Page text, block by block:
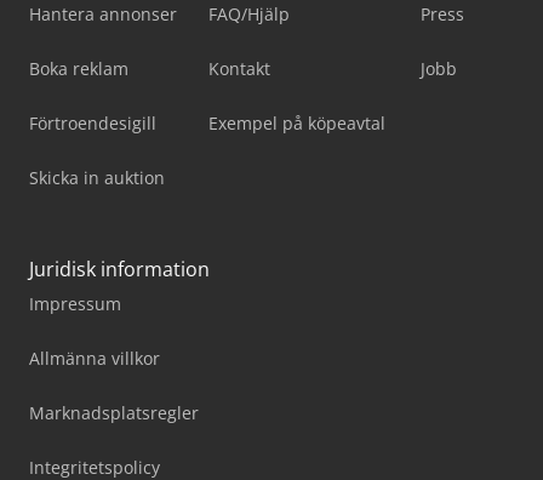
Hantera annonser
Boka reklam
Förtroendesigill
Skicka in auktion
FAQ/Hjälp
Kontakt
Exempel på köpeavtal
Press
Jobb
Juridisk information
Impressum
Allmänna villkor
Marknadsplatsregler
Integritetspolicy